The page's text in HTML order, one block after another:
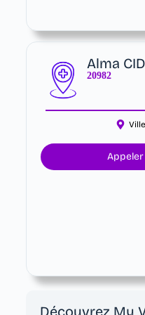
Alma
20982
Appeler
Découvrez My